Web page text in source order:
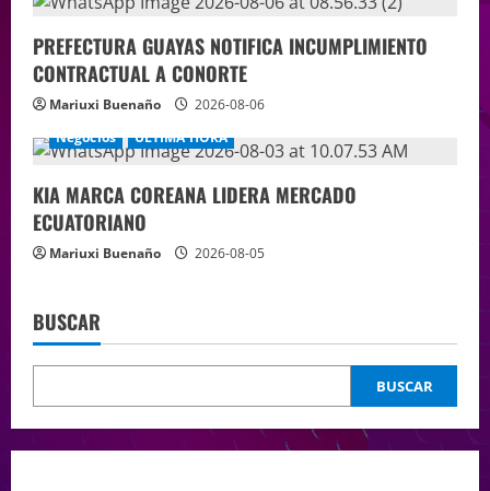
PREFECTURA GUAYAS NOTIFICA INCUMPLIMIENTO
CONTRACTUAL A CONORTE
Mariuxi Buenaño
2026-08-06
Negocios
ÚLTIMA HORA
KIA MARCA COREANA LIDERA MERCADO
ECUATORIANO
Mariuxi Buenaño 2026-08-05
BUSCAR
BUSCAR